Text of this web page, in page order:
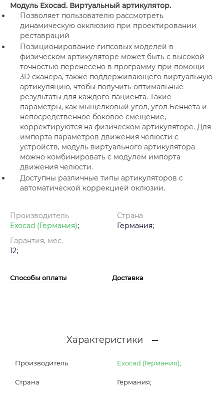
Модуль Exocad. Виртуальный артикулятор.
Позволяет пользователю рассмотреть
динамическую окклюзию при проектировании
реставраций
Позиционирование гипсовых моделей в
физическом артикуляторе может быть с высокой
точностью перенесено в программу при помощи
3D сканера, также поддерживающего виртуальную
артикуляцию, чтобы получить оптимальные
результаты для каждого пациента. Такие
параметры, как мыщелковый угол, угол Беннета и
непосредственное боковое смещение,
корректируются на физическом артикуляторе. Для
импорта параметров движения челюсти с
устройств, модуль виртуального артикулятора
можно комбинировать с модулем импорта
движения челюсти.
Доступны различные типы артикуляторов с
автоматической коррекцией оклюзии.
Производитель
Exocad (Германия);
Страна
Германия;
Гарантия, мес.
12;
Способы оплаты Доставка
Характеристики
Производитель Exocad (Германия);
Страна Германия;